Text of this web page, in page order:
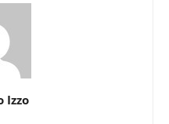
Izzo